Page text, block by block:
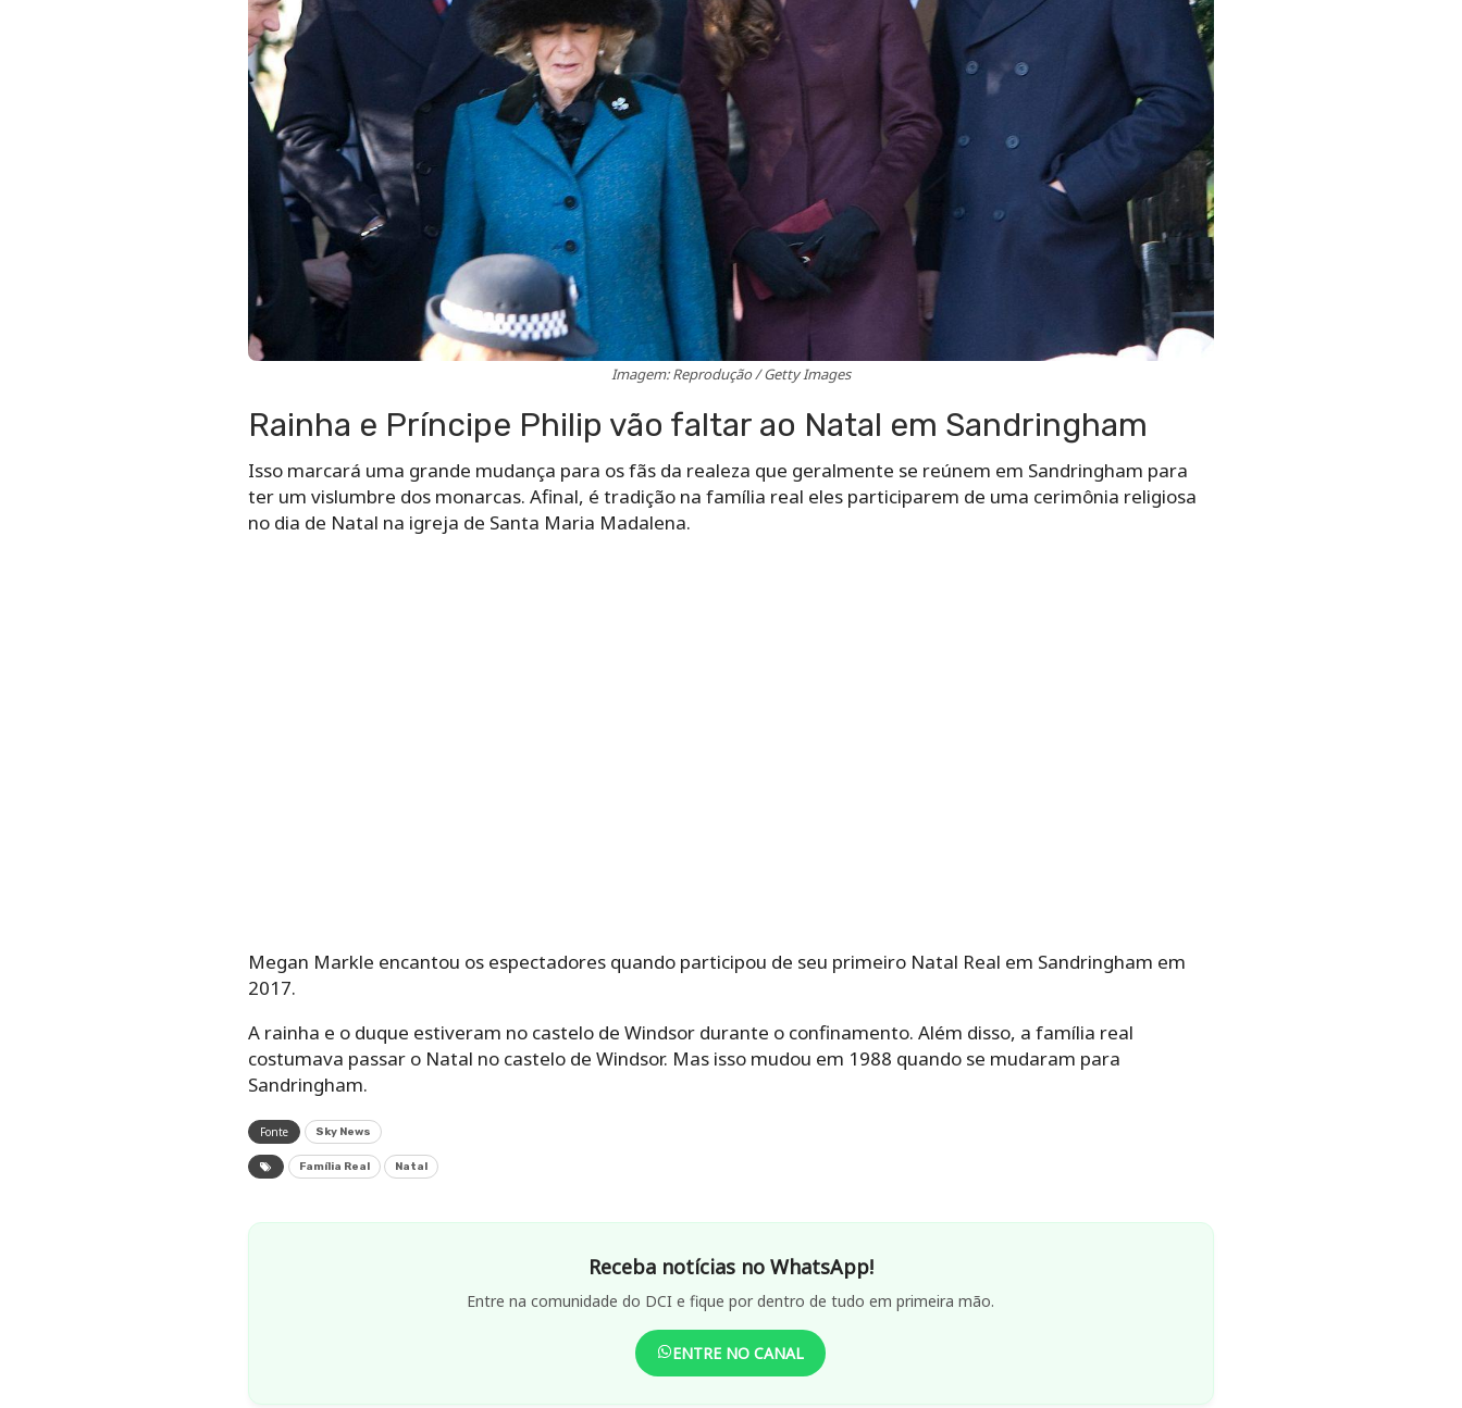
Imagem: Reprodução / Getty Images
Rainha e Príncipe Philip vão faltar ao Natal em Sandringham
Isso marcará uma grande mudança para os fãs da realeza que geralmente se reúnem em Sandringham para
ter um vislumbre dos monarcas. Afinal, é tradição na família real eles participarem de uma cerimônia religiosa
no dia de Natal na igreja de Santa Maria Madalena.
Megan Markle encantou os espectadores quando participou de seu primeiro Natal Real em Sandringham em
2017.
A rainha e o duque estiveram no castelo de Windsor durante o confinamento. Além disso, a família real
costumava passar o Natal no castelo de Windsor. Mas isso mudou em 1988 quando se mudaram para
Sandringham.
Fonte Sky News
Família Real Natal
Receba notícias no WhatsApp!
Entre na comunidade do DCI e fique por dentro de tudo em primeira mão.
ENTRE NO CANAL